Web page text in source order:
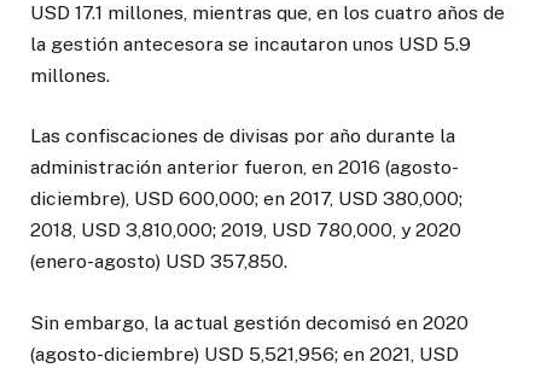
USD 17.1 millones, mientras que, en los cuatro años de
la gestión antecesora se incautaron unos USD 5.9
millones.
Las confiscaciones de divisas por año durante la
administración anterior fueron, en 2016 (agosto-
diciembre), USD 600,000; en 2017, USD 380,000;
2018, USD 3,810,000; 2019, USD 780,000, y 2020
(enero-agosto) USD 357,850.
Sin embargo, la actual gestión decomisó en 2020
(agosto-diciembre) USD 5,521,956; en 2021, USD